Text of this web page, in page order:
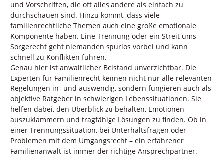
und Vorschriften, die oft alles andere als einfach zu
durchschauen sind. Hinzu kommt, dass viele
familienrechtliche Themen auch eine große emotionale
Komponente haben. Eine Trennung oder ein Streit ums
Sorgerecht geht niemanden spurlos vorbei und kann
schnell zu Konflikten führen.
Genau hier ist anwaltlicher Beistand unverzichtbar. Die
Experten für Familienrecht kennen nicht nur alle relevanten
Regelungen in- und auswendig, sondern fungieren auch als
objektive Ratgeber in schwierigen Lebenssituationen. Sie
helfen dabei, den Überblick zu behalten, Emotionen
auszuklammern und tragfähige Lösungen zu finden. Ob in
einer Trennungssituation, bei Unterhaltsfragen oder
Problemen mit dem Umgangsrecht – ein erfahrener
Familienanwalt ist immer der richtige Ansprechpartner.